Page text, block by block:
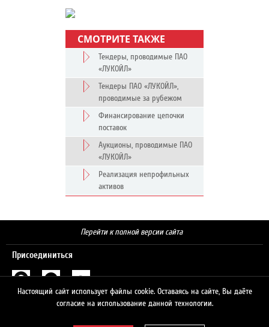
СМОТРИТЕ ТАКЖЕ
Тендеры, проводимые ПАО
«ЛУКОЙЛ»
Тендеры ПАО «ЛУКОЙЛ»,
проводимые за рубежом
Финансирование цепочки
поставок
Аукционы, проводимые ПАО
«ЛУКОЙЛ»
Реализация непрофильных
активов
Перейти к полной версии сайта
Присоединиться
Настоящий сайт использует файлы cookie. Оставаясь на сайте, Вы даёте
согласие на использование данной технологии.